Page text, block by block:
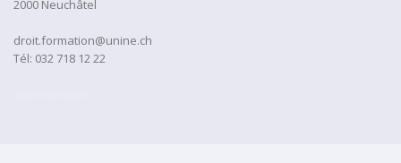
2000 Neuchâtel
droit.formation@unine.ch
Tél: 032 718 12 22